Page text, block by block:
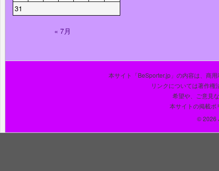
31
« 7月
本サイト「BeSporter.jp」の内容は、商
リンクについては著作権
希望や、ご意見
本サイトの掲載ポ
© 2026